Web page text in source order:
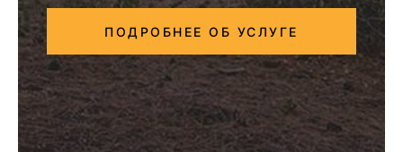
ПОДРОБНЕЕ ОБ УСЛУГЕ